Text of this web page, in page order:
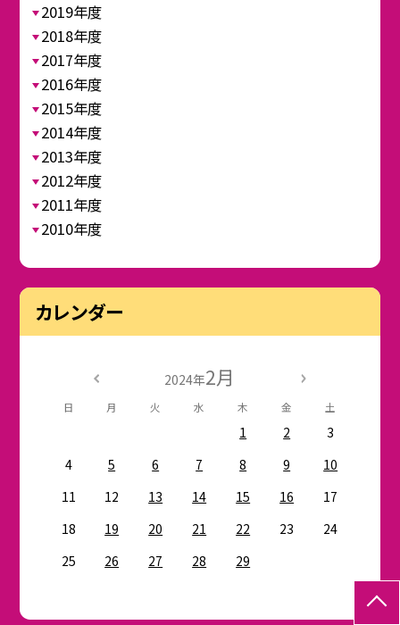
2019年度
2018年度
2017年度
2016年度
2015年度
2014年度
2013年度
2012年度
2011年度
2010年度
カレンダー
2024年2月
日 月 火 水 木 金 土
1 2
3
4
5 6 7 8 9
10
11
12 13 14 15 16
17
18
19 20 21 22 23
24
25
26 27 28 29